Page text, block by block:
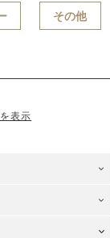
その他
表示